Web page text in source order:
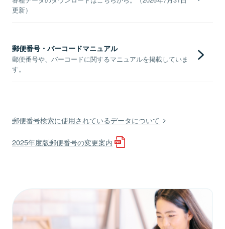
更新）
郵便番号・バーコードマニュアル
郵便番号や、バーコードに関するマニュアルを掲載していま
す。
郵便番号検索に使用されているデータについて
2025年度版郵便番号の変更案内